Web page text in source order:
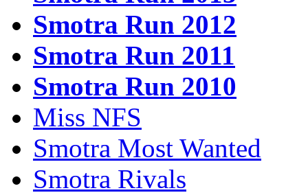
Smotra Run 2012
Smotra Run 2011
Smotra Run 2010
Miss NFS
Smotra Most Wanted
Smotra Rivals